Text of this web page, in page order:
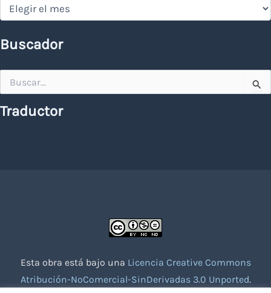
Buscador
por:
Traductor
Esta obra está bajo una Licencia Creative Commons
Atribución-NoComercial-SinDerivadas 3.0 Unported.